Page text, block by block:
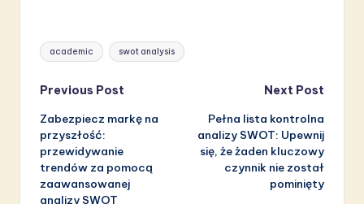
Tags:
academic swot analysis
Post
navigation
Previous Post
Zabezpiecz markę na
przyszłość:
przewidywanie
trendów za pomocą
zaawansowanej
analizy SWOT
Next Post
Pełna lista kontrolna
analizy SWOT: Upewnij
się, że żaden kluczowy
czynnik nie został
pominięty